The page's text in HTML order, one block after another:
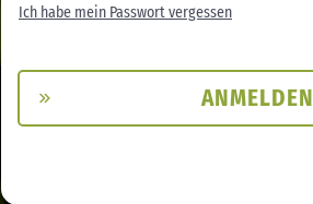
Ich habe mein Passwort vergessen
ANMELDEN